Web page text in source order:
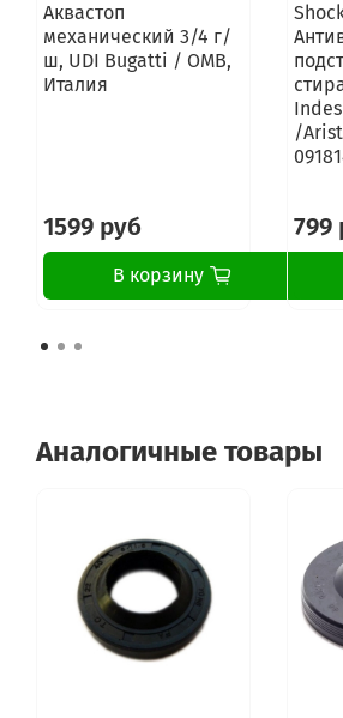
Аквастоп
механический 3/4 г/
ш, UDI Bugatti / OMB,
Италия
1599 руб
В корзину
/
799
Аналогичные товары